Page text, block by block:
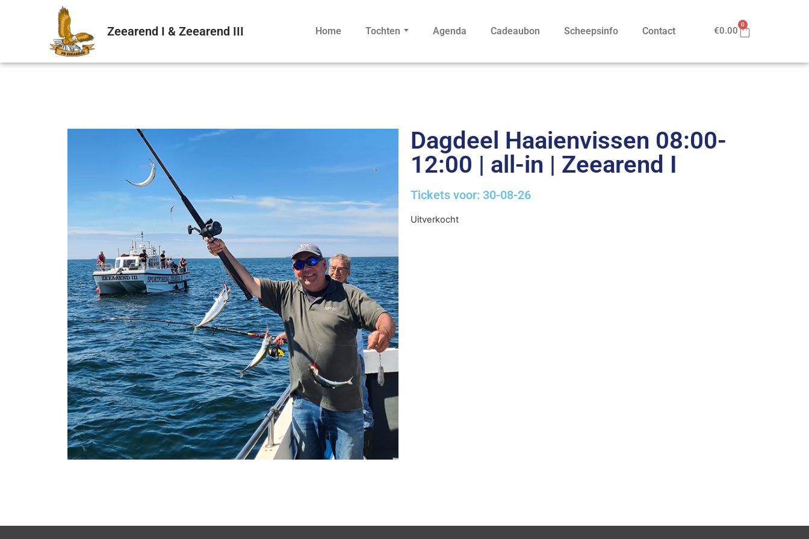
Zeearend I & Zeearend III Home Tochten Agenda Cadeaubon Scheepsinfo Contact €0.00
0
Dagdeel Haaienvissen 08:00-
12:00 | all-in | Zeearend I
Tickets voor: 30-08-26
Uitverkocht